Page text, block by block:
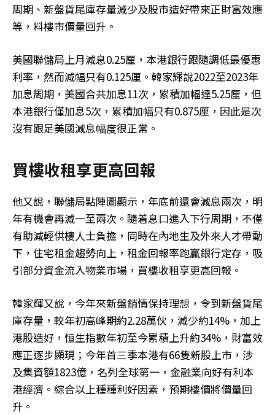
周期、新盤貨尾庫存量減少及股市造好帶來正財富效應
等，料樓市價量回升。
美國聯儲局上月減息0.25厘，本港銀行跟隨調低最優惠
利率，然而減幅只有0.125厘。韓家輝說2022至2023年
加息周期，美國合共加息11次，累積加幅達5.25厘，但
本港銀行僅加息5次，累積加幅只有0.875厘，因此是次
沒有跟足美國減息幅度很正常。
買樓收租享更高回報
他又說，聯儲局點陣圖顯示，年底前還會減息兩次，明
年有機會再減一至兩次。隨着息口進入下行周期，不僅
有助減輕供樓人士負擔，同時在內地生及外來人才帶動
下，住宅租金趨勢向上，租金回報率跑贏銀行定存，吸
引部分資金流入物業市場，買樓收租享更高回報。
韓家輝又說，今年來新盤銷情保持理想，令到新盤貨尾
庫存量，較年初高峰期約2.28萬伙，減少約14%，加上
港股造好，恒生指數年初至今累積上升約34%，財富效
應正逐步顯現；今年首三季本港有66隻新股上市，涉
及集資額1823億，名列全球第一，金融業向好有利本
港經濟。綜合以上種種利好因素，預期樓價將價量回
升。